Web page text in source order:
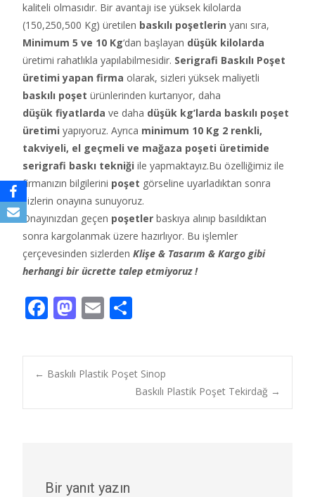
kaliteli olmasıdır. Bir avantajı ise yüksek kilolarda
(150,250,500 Kg) üretilen baskılı poşetlerin yanı sıra,
Minimum 5 ve 10 Kg‘dan başlayan düşük kilolarda
üretimi rahatlıkla yapılabilmesidir. Serigrafi Baskılı Poşet
üretimi yapan firma olarak, sizleri yüksek maliyetli
baskılı poşet ürünlerinden kurtarıyor, daha
düşük fiyatlarda ve daha düşük kg’larda baskılı poşet
üretimi yapıyoruz. Ayrıca minimum 10 Kg 2 renkli,
takviyeli, el geçmeli ve mağaza poşeti üretimide
serigrafi baskı tekniği ile yapmaktayız.Bu özelliğimiz ile
firmanızın bilgilerini poşet görseline uyarladıktan sonra
sizlerin onayına sunuyoruz.
Onayınızdan geçen poşetler baskıya alınıp basıldıktan
sonra kargolanmak üzere hazırlıyor. Bu işlemler
çerçevesinden sizlerden Klişe & Tasarım & Kargo gibi
herhangi bir ücrette talep etmiyoruz !
F
e
b
M
to
d
E
ai
l
ar
e
Post
← Baskılı Plastik Poşet Sinop
Baskılı Plastik Poşet Tekirdağ →
Bir yanıt yazın